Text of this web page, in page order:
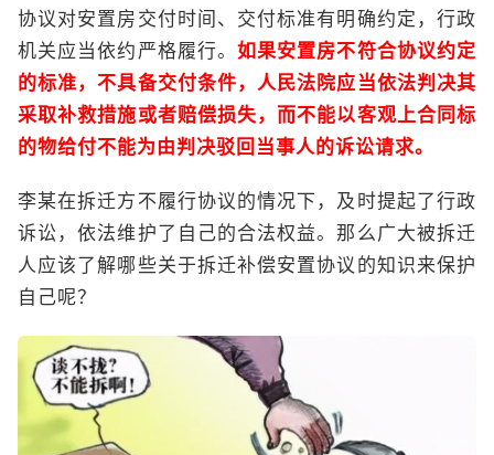
协议对安置房交付时间、交付标准有明确约定，行政
机关应当依约严格履行。 如果安置房不符合协议约定
的标准，不具备交付条件，人民法院应当依法判决其
采取补救措施或者赔偿损失，而不能以客观上合同标
的物给付不能为由判决驳回当事人的诉讼请求。
李某在拆迁方不履行协议的情况下，及时提起了行政
诉讼，依法维护了自己的合法权益。那么广大被拆迁
人应该了解哪些关于拆迁补偿安置协议的知识来保护
自己呢？